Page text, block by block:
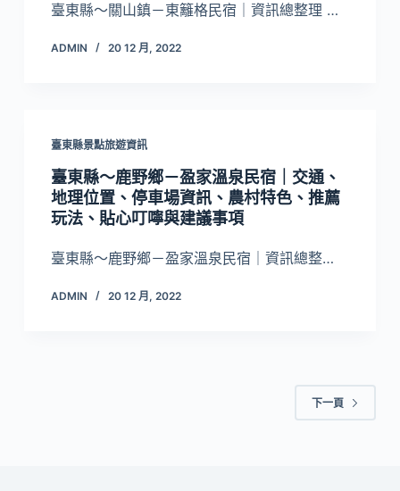
臺東縣～關山鎮－東籬格民宿｜資訊總整理 …
ADMIN 20 12 月, 2022
臺東縣景點旅遊資訊
臺東縣～鹿野鄉－盈家溫泉民宿｜交通、
地理位置、停車場資訊、農村特色、推薦
玩法、貼心叮嚀與建議事項
臺東縣～鹿野鄉－盈家溫泉民宿｜資訊總整…
ADMIN 20 12 月, 2022
下一頁